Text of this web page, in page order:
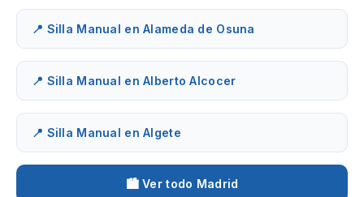
📍 Silla Manual en Alameda de Osuna
📍 Silla Manual en Alberto Alcocer
📍 Silla Manual en Algete
🏙️ Ver todo Madrid